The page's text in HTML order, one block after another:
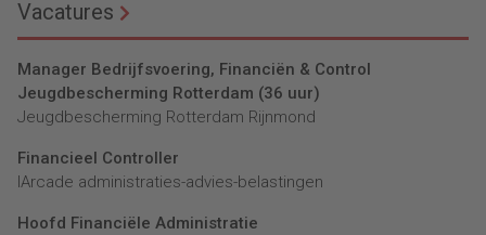
Vacatures
Manager Bedrijfsvoering, Financiën & Control
Jeugdbescherming Rotterdam (36 uur)
Jeugdbescherming Rotterdam Rijnmond
Financieel Controller
lArcade administraties-advies-belastingen
Hoofd Financiële Administratie